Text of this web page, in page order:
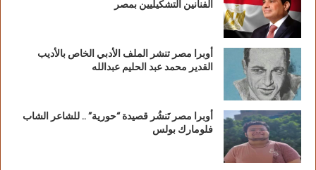
الفنانين التشكيليين بمصر
أوبرا مصر تنشر الملف الأدبي الخاص بالأديب
القدير محمد عبد الحليم عبدالله
أوبرا مصر تَنشُر قصيدة “حورية” .. للشاعر الشاب
فلومارك بولس